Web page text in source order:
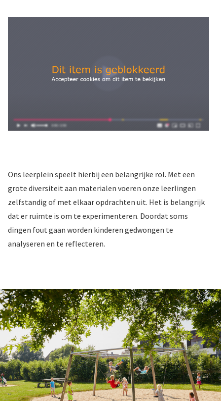
Ons leerplein speelt hierbij een belangrijke rol. Met een
grote diversiteit aan materialen voeren onze leerlingen
zelfstandig of met elkaar opdrachten uit. Het is belangrijk
dat er ruimte is om te experimenteren. Doordat soms
dingen fout gaan worden kinderen gedwongen te
analyseren en te reflecteren.